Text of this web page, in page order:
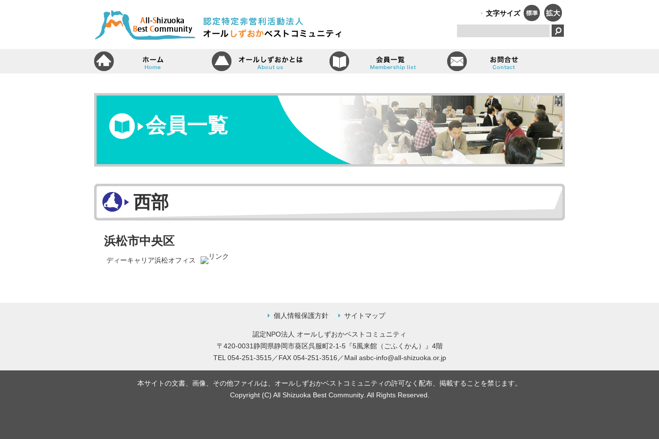
認定特定非営利活動法人（NPO法人）オールしずおかは、障害のある人のはたらく笑顔で、福祉と
文字サイズ
ホーム オールしずおかベストコミュニティとは会員一覧
会員一覧
西部
浜松市中央区
ディーキャリア浜松オフィス
個人情報保護方針 サイトマップ
認定NPO法人 オールしずおかベストコミュニティ
〒420-0031静岡県静岡市葵区呉服町2-1-5『5風来館（ごふくかん）』4階
TEL 054-251-3515／FAX 054-251-3516／Mail asbc-info@all-shizuoka.or.jp
本サイトの文書、画像、その他ファイルは、オールしずおかベストコミュニティの許可なく配布、掲載することを禁じます。
Copyright (C) All Shizuoka Best Community. All Rights Reserved.